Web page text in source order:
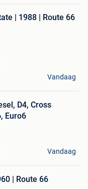
| 1988 | Route 66
Vandaag
D4, Cross
Euro6
Vandaag
| Route 66